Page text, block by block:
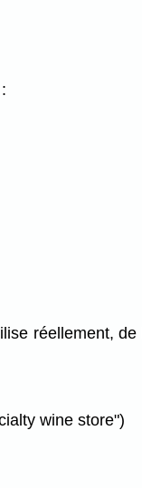
réellement,
wine store")